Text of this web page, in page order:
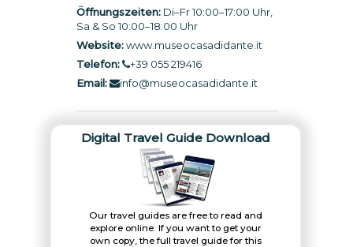
Öffnungszeiten:Di–Fr 10:00–17:00 Uhr,
Sa & So 10:00–18:00 Uhr
Website: www.museocasadidante.it
Telefon:
+39 055 219416
Email:
info@museocasadidante.it
Digital Travel Guide Download
Our travel guides are free to read and
explore online. If you want to get your
own copy, the full travel guide for this